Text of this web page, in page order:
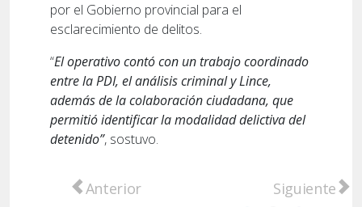
por el Gobierno provincial para el
esclarecimiento de delitos.
“El operativo contó con un trabajo coordinado
entre la PDI, el análisis criminal y Lince,
además de la colaboración ciudadana, que
permitió identificar la modalidad delictiva del
detenido”, sostuvo.
Artículo anterior: Raimundo distinguió a
Anterior Artículo
Siguiente